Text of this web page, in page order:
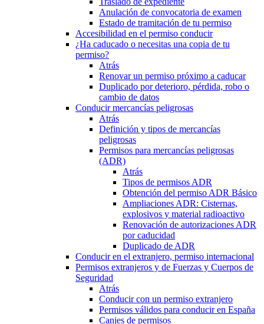
Anulación de convocatoria de examen
Estado de tramitación de tu permiso
Accesibilidad en el permiso conducir
¿Ha caducado o necesitas una copia de tu
permiso?
Atrás
Renovar un permiso próximo a caducar
Duplicado por deterioro, pérdida, robo o
cambio de datos
Conducir mercancías peligrosas
Atrás
Definición y tipos de mercancías
peligrosas
Permisos para mercancías peligrosas
(ADR)
Atrás
Tipos de permisos ADR
Obtención del permiso ADR Básico
Ampliaciones ADR: Cisternas,
explosivos y material radioactivo
Renovación de autorizaciones ADR
por caducidad
Duplicado de ADR
Conducir en el extranjero, permiso internacional
Permisos extranjeros y de Fuerzas y Cuerpos de
Seguridad
Atrás
Conducir con un permiso extranjero
Permisos válidos para conducir en España
Canjes de permisos